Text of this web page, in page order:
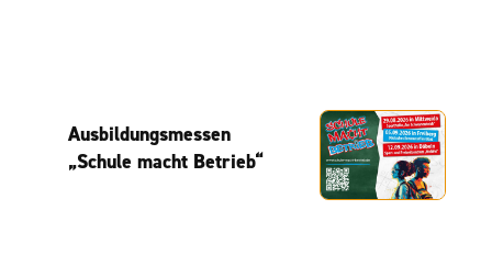
Ausbildungsmessen
„Schule macht Betrieb“